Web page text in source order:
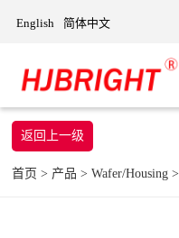
English 简体中文
返回上一级
首页 > 产品 >Wafer/Housing>